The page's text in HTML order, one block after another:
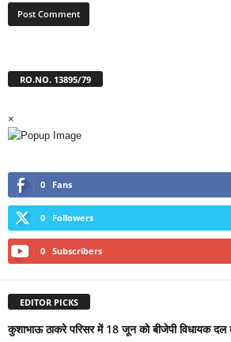
RO.NO. 13895/79
×
0 Fans
0 Followers
0 Subscribers
EDITOR PICKS
कुशाभाऊ ठाकरे परिसर में 18 जून को बीजेपी विधायक